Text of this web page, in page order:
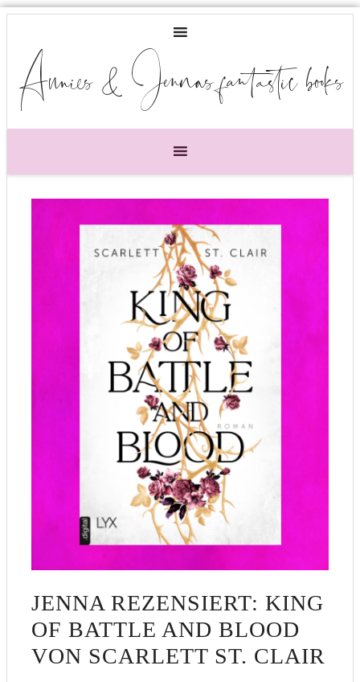
Annies & Jennas fantastic books
JENNA REZENSIERT: KING
OF BATTLE AND BLOOD
VON SCARLETT ST. CLAIR